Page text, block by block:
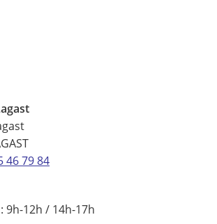
46 79 84
12h / 14h-17h